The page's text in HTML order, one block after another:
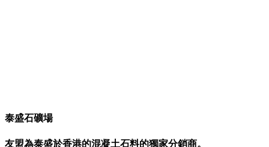
泰盛石礦場
友盟為泰盛於香港的混凝土石料的獨家分銷商。